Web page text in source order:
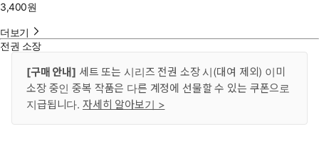
3,400원
더보기
전권 소장
[구매 안내] 세트 또는 시리즈 전권 소장 시(대여 제외) 이미
소장 중인 중복 작품은 다른 계정에 선물할 수 있는 쿠폰으로
지급됩니다. 자세히 알아보기 >